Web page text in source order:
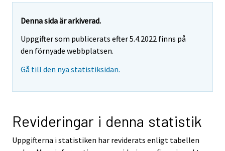
Denna sida är arkiverad.
Uppgifter som publicerats efter 5.4.2022 finns på
den förnyade webbplatsen.
Gå till den nya statistiksidan.
Revideringar i denna statistik
Uppgifterna i statistiken har reviderats enligt tabellen